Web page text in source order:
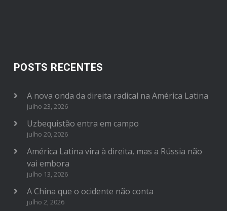
POSTS RECENTES
A nova onda da direita radical na América Latina
julho 23, 2026
Uzbequistão entra em campo
julho 20, 2026
América Latina vira à direita, mas a Rússia não
vai embora
julho 13, 2026
A China que o ocidente não conta
julho 2, 2026